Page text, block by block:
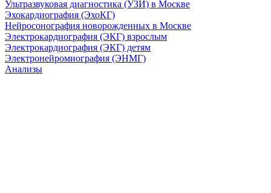
Ультразвуковая диагностика (УЗИ) в Москве
Эхокардиография (ЭхоКГ)
Нейросонография новорожденных в Москве
Электрокардиография (ЭКГ) взрослым
Электрокардиография (ЭКГ) детям
Электронейромиография (ЭНМГ)
Анализы